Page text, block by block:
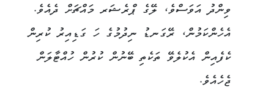
ވިންދު އަވަސްވެ، ލޭގެ ޕްރެޝަރ މައްޗަށް ދެއެވެ.
އެހެންކަމުން، ރޭގަނޑު ނިދުމުގެ ހަ ގަޑިއިރު ކުރިން
ކެފެއިން އެކުލެވޭ ތަކެތި ބޭނުން ކުރުން ހުއްޓާލަން
ޖެހެއެވެ.